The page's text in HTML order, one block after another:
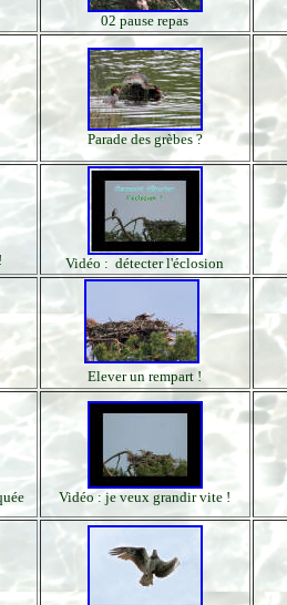
02 pause repas
Parade des grèbes ?
Vidéo : détecter l'éclosion
Elever un rempart !
Vidéo : je veux grandir vite !